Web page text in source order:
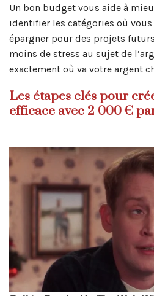
Un bon budget vous aide à
identifier les catégories où
épargner pour des projets
moins de stress au sujet de
exactement où va votre argent
Les étapes clés pour
efficace avec 2 000 €